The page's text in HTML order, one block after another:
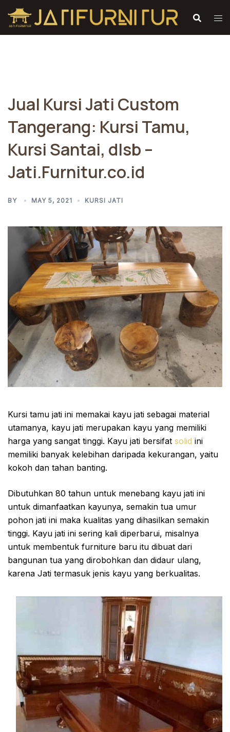
Skip
content
Jual Kursi Jati Custom
Tangerang: Kursi Tamu,
Kursi Santai, dlsb –
Jati.Furnitur.co.id
BY MAY 5, 2021 KURSI JATI
Kursi tamu jati ini memakai kayu jati sebagai material
utamanya, kayu jati merupakan kayu yang memiliki
harga yang sangat tinggi. Kayu jati bersifat solid ini
memiliki banyak kelebihan daripada kekurangan, yaitu
kokoh dan tahan banting.
Dibutuhkan 80 tahun untuk menebang kayu jati ini
untuk dimanfaatkan kayunya, semakin tua umur
pohon jati ini maka kualitas yang dihasilkan semakin
tinggi. Kayu jati ini sering kali diperbarui, misalnya
untuk membentuk furniture baru itu dibuat dari
bangunan tua yang dirobohkan dan didaur ulang,
karena Jati termasuk jenis kayu yang berkualitas.